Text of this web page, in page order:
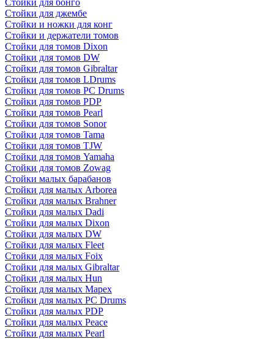
Стойки для бонго
Стойки для джембе
Стойки и ножки для конг
Стойки и держатели томов
Стойки для томов Dixon
Стойки для томов DW
Стойки для томов Gibraltar
Стойки для томов LDrums
Стойки для томов PC Drums
Стойки для томов PDP
Стойки для томов Pearl
Стойки для томов Sonor
Стойки для томов Tama
Стойки для томов TJW
Стойки для томов Yamaha
Стойки для томов Zowag
Стойки малых барабанов
Стойки для малых Arborea
Стойки для малых Brahner
Стойки для малых Dadi
Стойки для малых Dixon
Стойки для малых DW
Стойки для малых Fleet
Стойки для малых Foix
Стойки для малых Gibraltar
Стойки для малых Hun
Стойки для малых Mapex
Стойки для малых PC Drums
Стойки для малых PDP
Стойки для малых Peace
Стойки для малых Pearl